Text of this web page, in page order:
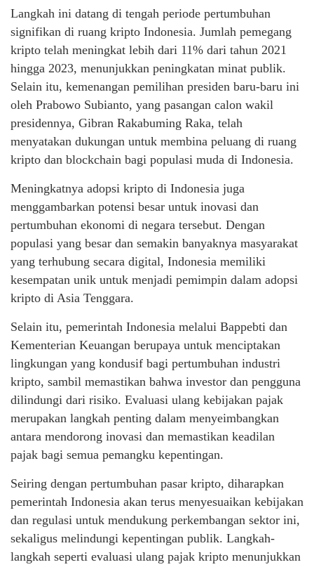
Langkah ini datang di tengah periode pertumbuhan
signifikan di ruang kripto Indonesia. Jumlah pemegang
kripto telah meningkat lebih dari 11% dari tahun 2021
hingga 2023, menunjukkan peningkatan minat publik.
Selain itu, kemenangan pemilihan presiden baru-baru ini
oleh Prabowo Subianto, yang pasangan calon wakil
presidennya, Gibran Rakabuming Raka, telah
menyatakan dukungan untuk membina peluang di ruang
kripto dan blockchain bagi populasi muda di Indonesia.
Meningkatnya adopsi kripto di Indonesia juga
menggambarkan potensi besar untuk inovasi dan
pertumbuhan ekonomi di negara tersebut. Dengan
populasi yang besar dan semakin banyaknya masyarakat
yang terhubung secara digital, Indonesia memiliki
kesempatan unik untuk menjadi pemimpin dalam adopsi
kripto di Asia Tenggara.
Selain itu, pemerintah Indonesia melalui Bappebti dan
Kementerian Keuangan berupaya untuk menciptakan
lingkungan yang kondusif bagi pertumbuhan industri
kripto, sambil memastikan bahwa investor dan pengguna
dilindungi dari risiko. Evaluasi ulang kebijakan pajak
merupakan langkah penting dalam menyeimbangkan
antara mendorong inovasi dan memastikan keadilan
pajak bagi semua pemangku kepentingan.
Seiring dengan pertumbuhan pasar kripto, diharapkan
pemerintah Indonesia akan terus menyesuaikan kebijakan
dan regulasi untuk mendukung perkembangan sektor ini,
sekaligus melindungi kepentingan publik. Langkah-
langkah seperti evaluasi ulang pajak kripto menunjukkan